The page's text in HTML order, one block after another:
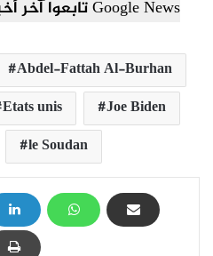
تابعوا آخر أخبار الأوبزرفر العربي عبر Google News
Abdel-Fattah Al-Burhan
Etats unis
Joe Biden
le Soudan